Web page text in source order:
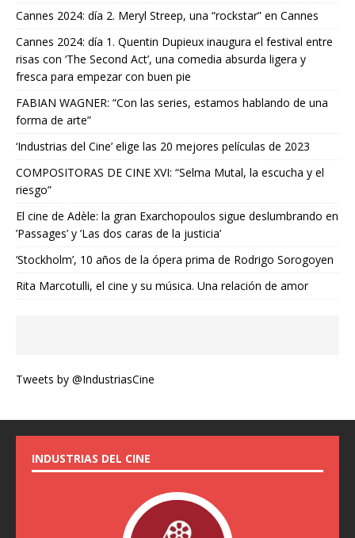
Cannes 2024: día 2. Meryl Streep, una “rockstar” en Cannes
Cannes 2024: día 1. Quentin Dupieux inaugura el festival entre
risas con ‘The Second Act’, una comedia absurda ligera y
fresca para empezar con buen pie
FABIAN WAGNER: “Con las series, estamos hablando de una
forma de arte”
‘Industrias del Cine’ elige las 20 mejores películas de 2023
COMPOSITORAS DE CINE XVI: “Selma Mutal, la escucha y el
riesgo”
El cine de Adèle: la gran Exarchopoulos sigue deslumbrando en
’Passages’ y ’Las dos caras de la justicia’
‘Stockholm’, 10 años de la ópera prima de Rodrigo Sorogoyen
Rita Marcotulli, el cine y su música. Una relación de amor
Tweets by @IndustriasCine
INDUSTRIAS DEL CINE